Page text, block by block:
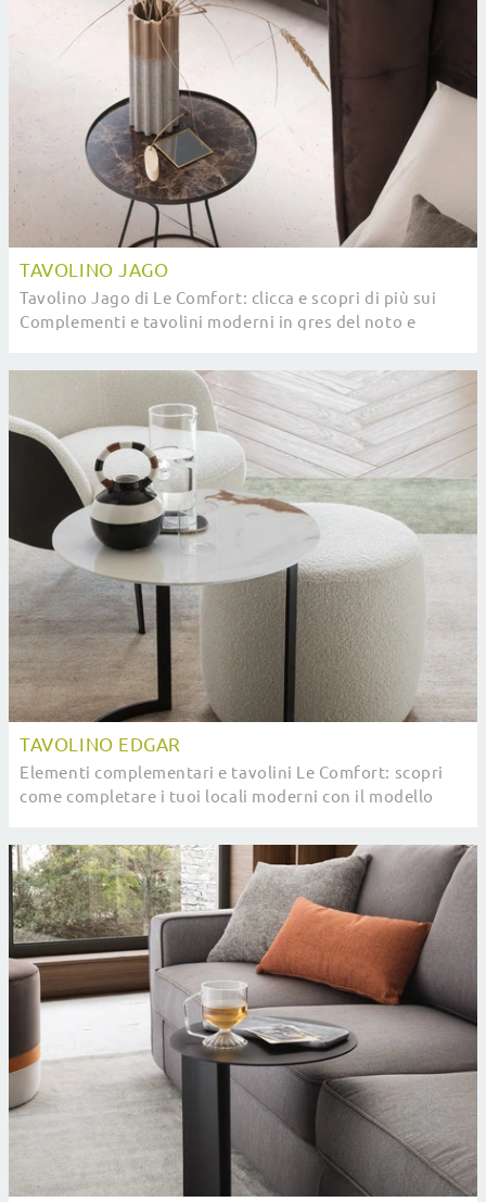
TAVOLINO JAGO
Tavolino Jago di Le Comfort: clicca e scopri di più sui
Complementi e tavolini moderni in gres del noto e
TAVOLINO EDGAR
Elementi complementari e tavolini Le Comfort: scopri
come completare i tuoi locali moderni con il modello